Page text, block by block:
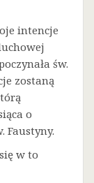
intencje
św.
zostaną
o
Faustyny.
w to